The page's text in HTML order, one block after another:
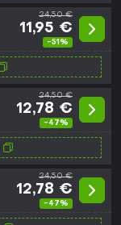
24,50 €
11,95 €
-51%
24,50 €
12,78 €
-47%
24,50 €
12,78 €
-47%